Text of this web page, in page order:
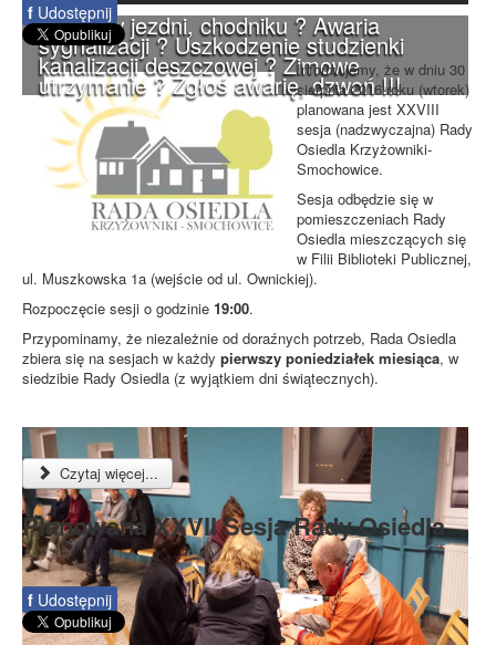
Dziura w jezdni, chodniku ? Awaria
sygnalizacji ? Uszkodzenie studzienki
kanalizacji deszczowej ? Zimowe
utrzymanie ? Zgłoś awarię, dzwoń !!!
f Udostępnij
Informujemy, że w dniu 30
sierpnia 2016 roku (wtorek)
planowana jest XXVIII
sesja (nadzwyczajna) Rady
Osiedla Krzyżowniki-
Smochowice.
Sesja odbędzie się w
pomieszczeniach Rady
Osiedla mieszczących się
w Filii Biblioteki Publicznej,
ul. Muszkowska 1a (wejście od ul. Ownickiej).
Rozpoczęcie sesji o godzinie 19:00.
Przypominamy, że niezależnie od doraźnych potrzeb, Rada Osiedla
zbiera się na sesjach w każdy pierwszy poniedziałek miesiąca, w
siedzibie Rady Osiedla (z wyjątkiem dni świątecznych).
Czytaj więcej...
Planowana XXVII Sesja Rady Osiedla
f Udostępnij